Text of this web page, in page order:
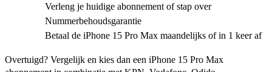
Verleng je huidige abonnement of stap over
Nummerbehoudsgarantie
Betaal de iPhone 15 Pro Max maandelijks of in 1 keer af
Overtuigd? Vergelijk en kies dan een iPhone 15 Pro Max